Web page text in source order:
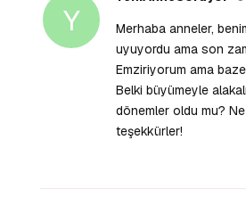
Y
Merhaba anneler,
uyuyordu ama son
Emziriyorum ama
Belki büyümeyle
dönemler oldu mu?
teşekkürler!